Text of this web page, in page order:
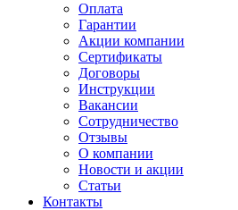
Оплата
Гарантии
Акции компании
Сертификаты
Договоры
Инструкции
Вакансии
Сотрудничество
Отзывы
О компании
Новости и акции
Статьи
Контакты